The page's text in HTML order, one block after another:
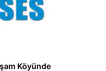
Köyünde